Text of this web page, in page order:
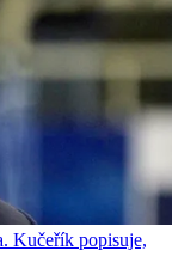
Kučeřík popisuje,